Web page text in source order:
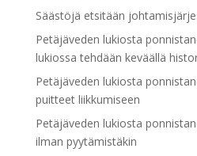
Säästöjä etsitään
Petäjäveden lukiosta
lukiossa tehdään keväällä
Petäjäveden lukiosta
puitteet liikkumiseen
Petäjäveden lukiosta
ilman pyytämistäkin